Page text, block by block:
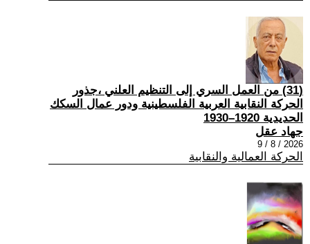
(31) من العمل السري إلى التنظيم العلني ،جذور
الحركة النقابية العربية الفلسطينية ودور عمال السكك
الحديدية 1920–1930
جهاد عقل
2026 / 8 / 9
الحركة العمالية والنقابية